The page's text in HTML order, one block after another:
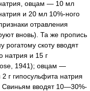
овцам — 10 мл
и 20 мл 10%-ного
отравления
вновь). Та же пропись
скоту вводят
натрия и 15 г
1941); овцам —
2 г гипосульфита натрия
вводят 10—30%-